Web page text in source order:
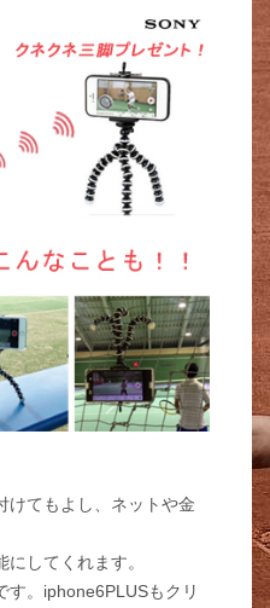
けてもよし、ネットや金
してくれます。
す。iphone6PLUSもクリ